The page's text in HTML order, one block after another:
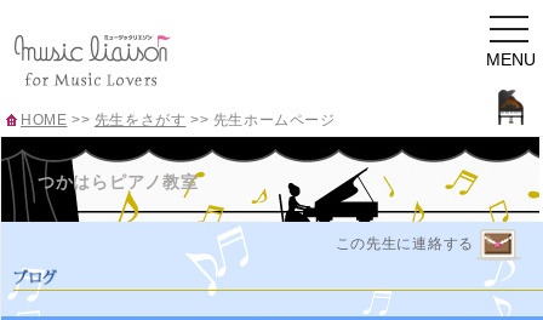
MENU
HOME >> 先生をさがす >> 先生ホームページ
つかはらピアノ教室
この先生に連絡する